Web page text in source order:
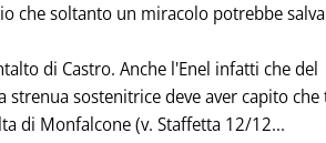
che soltanto un miracolo potrebbe
di Castro. Anche l'Enel infatti che del
strenua sostenitrice deve aver capito
di Monfalcone (v. Staffetta 12/12...